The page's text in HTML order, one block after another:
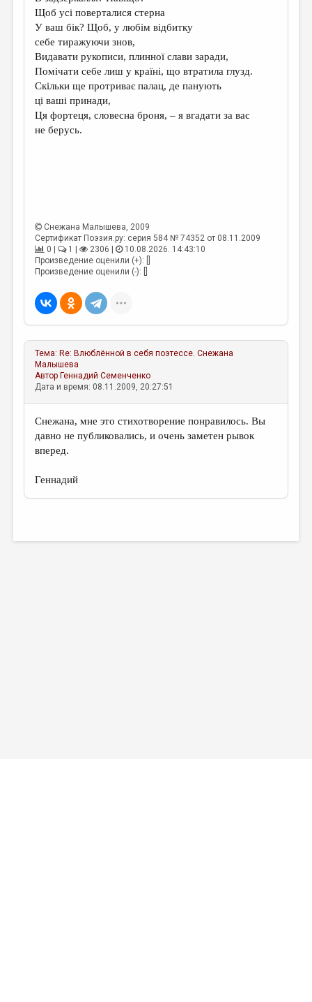
Щоб усі поверталися стерна
У ваш бік? Щоб, у любім відбитку
себе тиражуючи знов,
Видавати рукописи, плинної слави заради,
Помічати себе лиш у країні, що втратила глузд.
Скільки ще протриває палац, де панують
ці ваші принади,
Ця фортеця, словесна броня, – я вгадати за вас
не берусь.
Снежана Малышева, 2009
Сертификат Поэзия.ру: серия 584 № 74352 от 08.11.2009
0 |
1 | 2306 |
10.08.2026. 14:43:10
Произведение оценили (+): []
Произведение оценили (-): []
Тема: Re: Влюблённой в себя поэтессе. Снежана
Малышева
Автор Геннадий Семенченко
Дата и время: 08.11.2009, 20:27:51
Снежана, мне это стихотворение понравилось. Вы
давно не публиковались, и очень заметен рывок
вперед.
Геннадий